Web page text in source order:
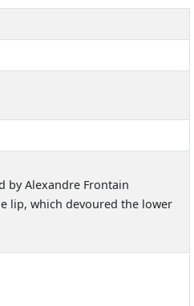
by Alexandre Frontain
lip, which devoured the lower